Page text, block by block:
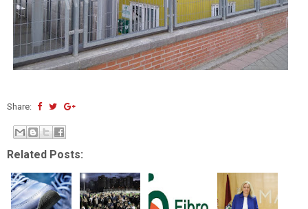
Share:
Related Posts: